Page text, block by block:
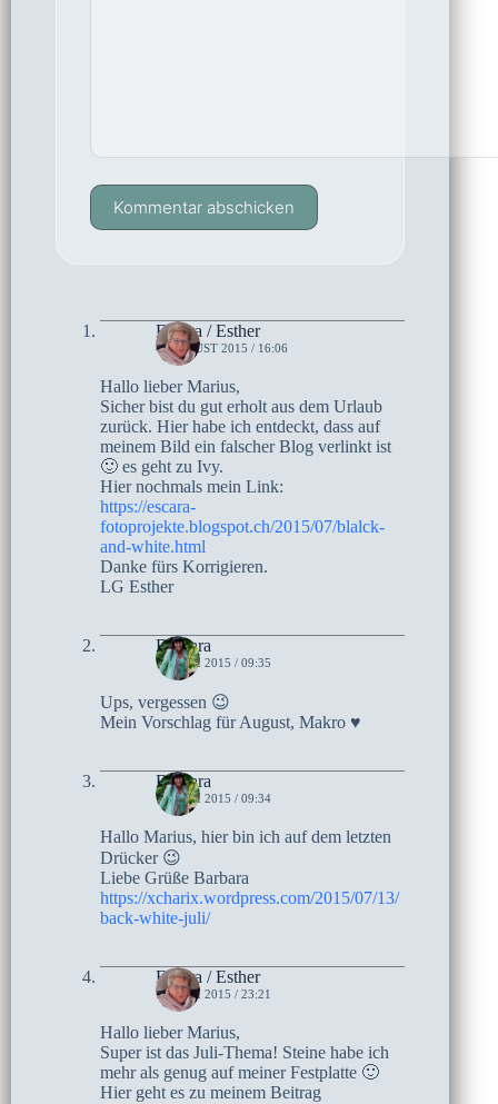
Kommentar abschicken
Escara / Esther
4. AUGUST 2015 / 16:06
Hallo lieber Marius,
Sicher bist du gut erholt aus dem Urlaub
zurück. Hier habe ich entdeckt, dass auf
meinem Bild ein falscher Blog verlinkt ist
🙂 es geht zu Ivy.
Hier nochmals mein Link:
https://escara-
fotoprojekte.blogspot.ch/2015/07/blalck-
and-white.html
Danke fürs Korrigieren.
LG Esther
Barbara
13. JULI 2015 / 09:35
Ups, vergessen 😉
Mein Vorschlag für August, Makro ♥
Barbara
13. JULI 2015 / 09:34
Hallo Marius, hier bin ich auf dem letzten
Drücker 😉
Liebe Grüße Barbara
https://xcharix.wordpress.com/2015/07/13/
back-white-juli/
Escara / Esther
12. JULI 2015 / 23:21
Hallo lieber Marius,
Super ist das Juli-Thema! Steine habe ich
mehr als genug auf meiner Festplatte 🙂
Hier geht es zu meinem Beitrag